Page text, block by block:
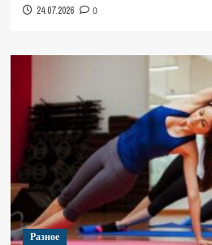
24.07.2026 0
Разное